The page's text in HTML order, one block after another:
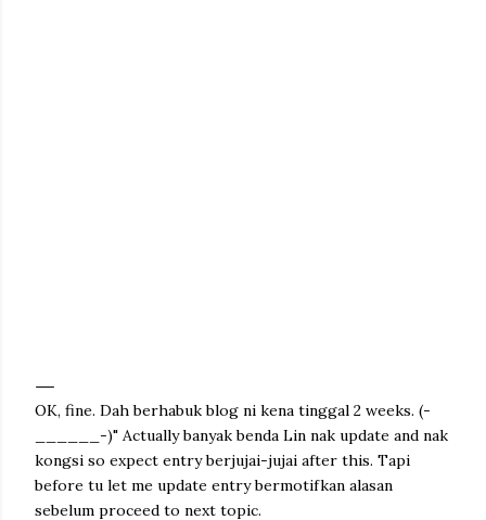
OK, fine. Dah berhabuk blog ni kena tinggal 2 weeks. (-
______-)" Actually banyak benda Lin nak update and nak
kongsi so expect entry berjujai-jujai after this. Tapi
before tu let me update entry bermotifkan alasan
sebelum proceed to next topic.